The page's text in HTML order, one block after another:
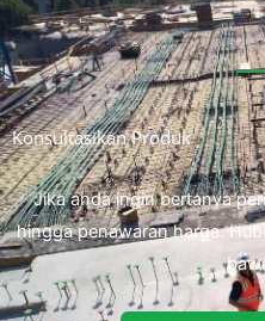
Konsultasikan Produk
Jika anda ingin bertanya
hingga penawaran harga.